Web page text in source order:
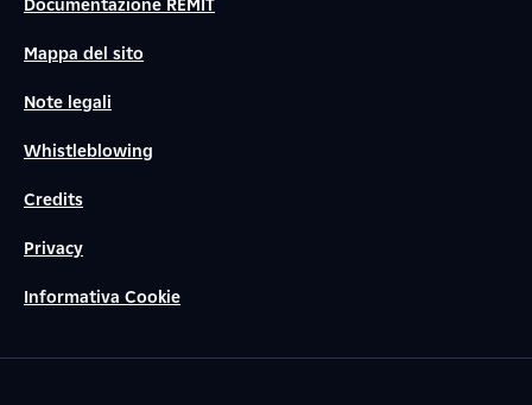
Documentazione REMIT
Mappa del sito
Note legali
Whistleblowing
Credits
Privacy
Informativa Cookie